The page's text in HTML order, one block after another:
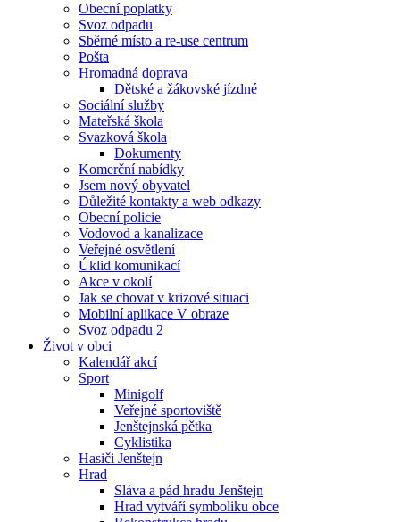
Obecní poplatky
Svoz odpadu
Sběrné místo a re-use centrum
Pošta
Hromadná doprava
Dětské a žákovské jízdné
Sociální služby
Mateřská škola
Svazková škola
Dokumenty
Komerční nabídky
Jsem nový obyvatel
Důležité kontakty a web odkazy
Obecní policie
Vodovod a kanalizace
Veřejné osvětlení
Úklid komunikací
Akce v okolí
Jak se chovat v krizové situaci
Mobilní aplikace V obraze
Svoz odpadu 2
Život v obci
Kalendář akcí
Sport
Minigolf
Veřejné sportoviště
Jenštejnská pětka
Cyklistika
Hasiči Jenštejn
Hrad
Sláva a pád hradu Jenštejn
Hrad vytváří symboliku obce